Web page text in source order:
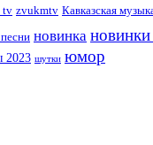
tv zvukmtv Кавказская
новинка
2023 шутки юмор